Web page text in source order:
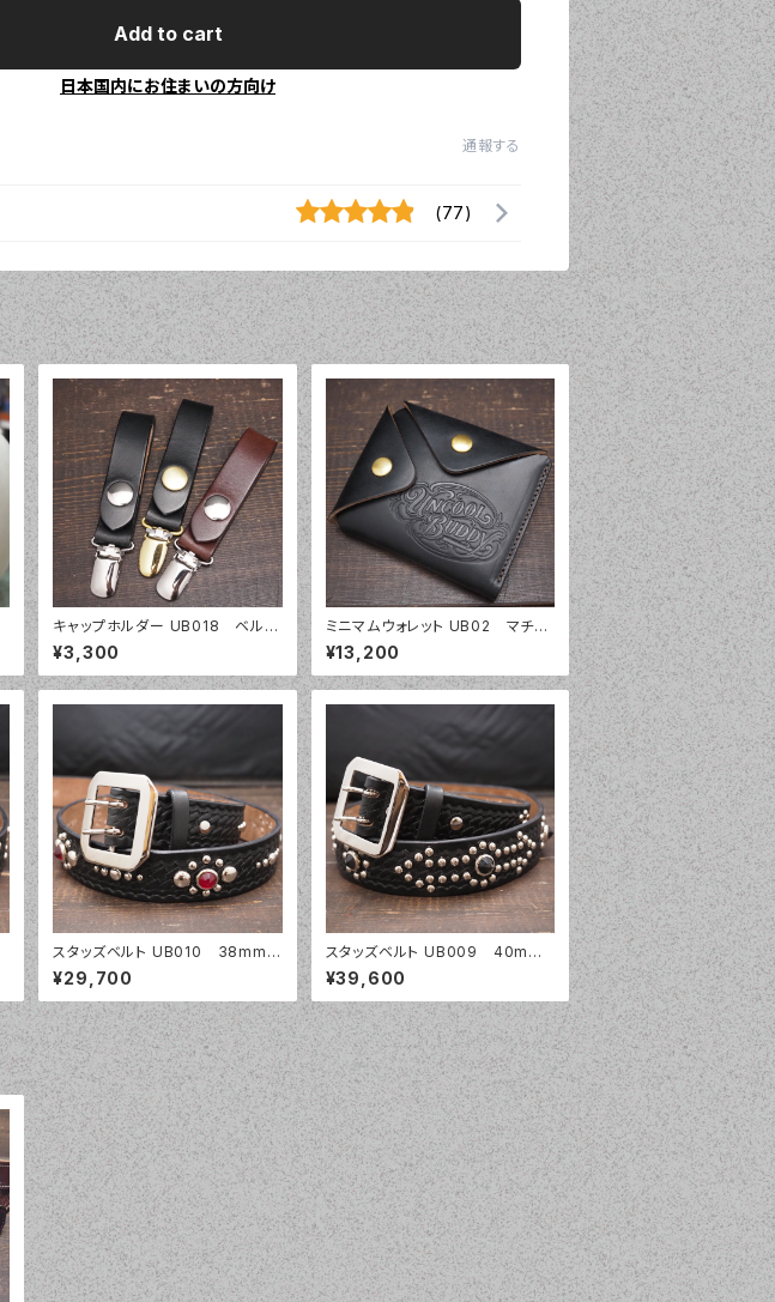
Add to cart
日本国内にお住まいの方向け
通報する
(77)
キャップホルダー UB018 ベルト
ループキーホルダー 帽子ホルダ
ー バイカー
¥3,300
ミニマムウォレット UB02 マチ付
き 2ボタン ミニウォレット クロム
エクセル
¥13,200
スタッズベルト UB010 38mm
幅 バスケットウェーブ
¥29,700
スタッズベルト UB009 40mm
幅 バスケットウェーブ
¥39,600